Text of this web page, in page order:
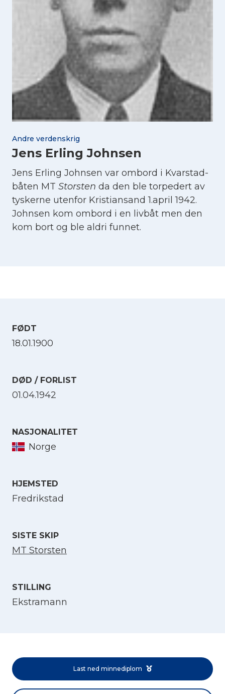
Andre verdenskrig
Jens Erling Johnsen
Jens Erling Johnsen var ombord i Kvarstad-
båten MT Storsten da den ble torpedert av
tyskerne utenfor Kristiansand 1.april 1942.
Johnsen kom ombord i en livbåt men den
kom bort og ble aldri funnet.
FØDT
18.01.1900
DØD / FORLIST
01.04.1942
NASJONALITET
Norge
HJEMSTED
Fredrikstad
SISTE SKIP
MT Storsten
STILLING
Ekstramann
Last ned minnediplom
Velg språk
Norsk bokmål